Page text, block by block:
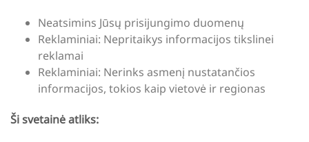
Neatsimins Jūsų prisijungimo duomenų
Reklaminiai: Nepritaikys informacijos tikslinei
reklamai
Reklaminiai: Nerinks asmenį nustatančios
informacijos, tokios kaip vietovė ir regionas
Ši svetainė atliks: